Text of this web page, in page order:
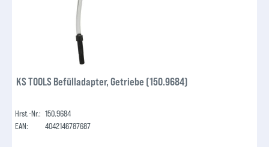
KS TOOLS Befülladapter, Getriebe (150.9684)
Hrst.-Nr.: 150.9684
EAN:
4042146787687